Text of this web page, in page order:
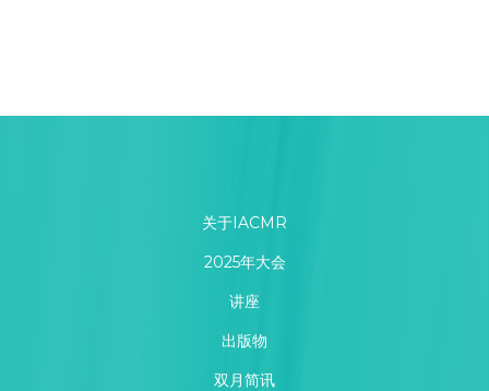
关于IACMR
2025年大会
讲座
出版物
双月简讯